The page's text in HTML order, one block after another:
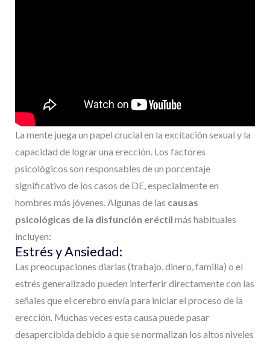
La mente juega un papel crucial en la excitación sexual y la
capacidad de lograr una erección. Los factores
psicológicos son responsables de un porcentaje
significativo de los casos de DE, especialmente en
hombres más jóvenes. Algunas de las causas
psicológicas de la disfunción eréctil más habituales
incluyen:
Estrés y Ansiedad:
Las preocupaciones diarias (trabajo, dinero, familia) o el
estrés generalizado pueden interferir directamente con las
señales que el cerebro envía para iniciar el proceso de la
erección. Muchas veces esta causa puede pasar
desapercibida debido a que se normalizan los altos niveles